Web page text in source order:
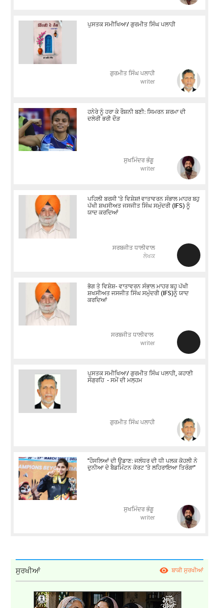
ਪੁਸਤਕ ਸਮੀਖਿਆ/ ਗੁਰਮੀਤ ਸਿੰਘ ਪਲਾਹੀ
ਗੁਰਮੀਤ ਸਿੰਘ ਪਲਾਹੀ
writer
ਹਨੇਰੇ ਨੂੰ ਹਰਾ ਕੇ ਰੌਸ਼ਨੀ ਬਣੀ: ਸਿਮਰਨ ਸ਼ਰਮਾ ਦੀ
ਦਲੇਰੀ ਭਰੀ ਦੌੜ
ਸੁਖਮਿੰਦਰ ਭੰਗੂ
writer
ਪਹਿਲੀ ਬਰਸੀ 'ਤੇ ਵਿਸ਼ੇਸ਼! ਵਾਤਾਵਰਨ ਸੰਭਾਲ ਮਾਹਰ ਬਹੁ
ਪੱਖੀ ਸ਼ਖਸੀਅਤ ਜਸਜੀਤ ਸਿੰਘ ਸਮੁੰਦਰੀ (IFS) ਨੂੰ
ਯਾਦ ਕਰਦਿਆਂ
ਸਰਬਜੀਤ ਧਾਲੀਵਾਲ
ਲੇਖਕ
ਭੋਗ ਤੇ ਵਿਸ਼ੇਸ਼- ਵਾਤਾਵਰਨ ਸੰਭਾਲ ਮਾਹਰ ਬਹੁ ਪੱਖੀ
ਸ਼ਖਸੀਅਤ ਜਸਜੀਤ ਸਿੰਘ ਸਮੁੰਦਰੀ (IFS)ਨੂੰ ਯਾਦ
ਕਰਦਿਆਂ
ਸਰਬਜੀਤ ਧਾਲੀਵਾਲ
writer
ਪੁਸਤਕ ਸਮੀਖਿਆ/ ਗੁਰਮੀਤ ਸਿੰਘ ਪਲਾਹੀ, ਕਹਾਣੀ
ਸੰਗ੍ਰਹਿ - ਸਮੇਂ ਦੀ ਮਲ੍ਹਮ
ਗੁਰਮੀਤ ਸਿੰਘ ਪਲਾਹੀ
"ਹੌਸਲਿਆਂ ਦੀ ਉਡਾਣ: ਜਲੰਧਰ ਦੀ ਧੀ ਪਲਕ ਕੋਹਲੀ ਨੇ
ਦੁਨੀਆ ਦੇ ਬੈਡਮਿੰਟਨ ਕੋਰਟ 'ਤੇ ਲਹਿਰਾਇਆ ਤਿਰੰਗਾ"
ਸੁਖਮਿੰਦਰ ਭੰਗੂ
writer
ਸੁਰਖੀਆਂ ਬਾਕੀ ਸੁਰਖੀਆਂ